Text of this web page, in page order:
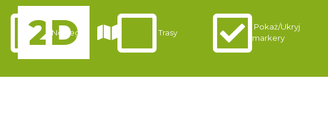
Noclegi Trasy
Pokaż/Ukryj
markery